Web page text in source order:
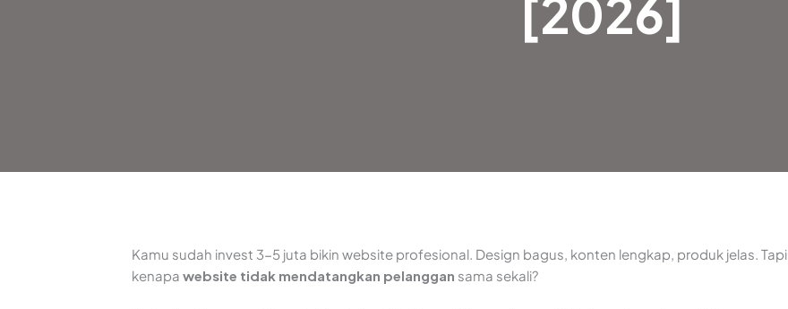
[2026]
Kamu sudah invest 3-5 juta bikin website profesional. Design bagus, konten lengkap, produk jelas. Tapi
kenapawebsite tidak mendatangkan pelanggan sama sekali?